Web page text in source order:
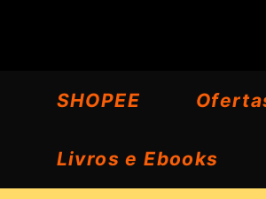
ConteúdoSHOPEE
Livros e Ebooks